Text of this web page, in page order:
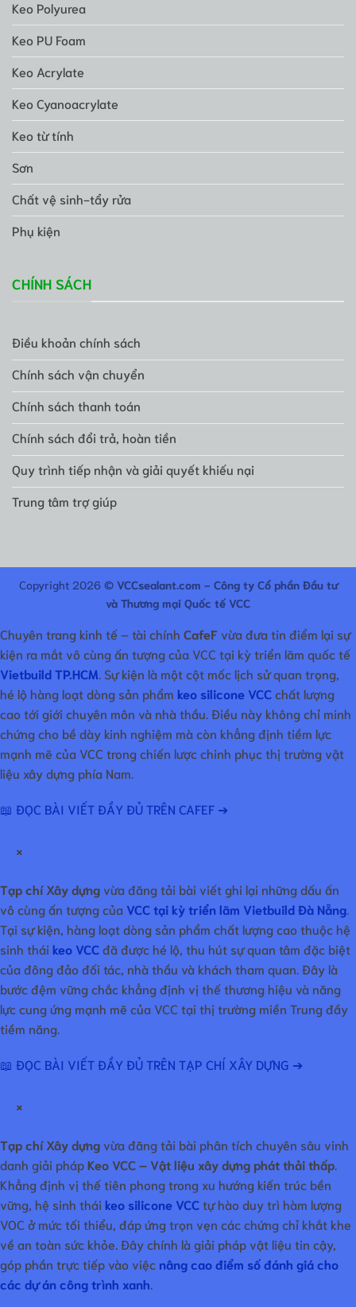
Keo Polyurea
Keo PU Foam
Keo Acrylate
Keo Cyanoacrylate
Keo từ tính
Sơn
Chất vệ sinh-tẩy rửa
Phụ kiện
CHÍNH SÁCH
Điều khoản chính sách
Chính sách vận chuyển
Chính sách thanh toán
Chính sách đổi trả, hoàn tiền
Quy trình tiếp nhận và giải quyết khiếu nại
Trung tâm trợ giúp
Copyright 2026 © VCCsealant.com - Công ty Cổ phần Đầu tư
và Thương mại Quốc tế VCC
Chuyên trang kinh tế – tài chính CafeFvừa đưa tin điểm lại sự
kiện ra mắt vô cùng ấn tượng của VCC tại kỳ triển lãm quốc tế
Vietbuild TP.HCM . Sự kiện là một cột mốc lịch sử quan trọng,
hé lộ hàng loạt dòng sản phẩm keo silicone VCC chất lượng
cao tới giới chuyên môn và nhà thầu. Điều này không chỉ minh
chứng cho bề dày kinh nghiệm mà còn khẳng định tiềm lực
mạnh mẽ của VCC trong chiến lược chinh phục thị trường vật
liệu xây dựng phía Nam.
📖 ĐỌC BÀI VIẾT ĐẦY ĐỦ TRÊN CAFEF ➔
×
Tạp chí Xây dựngvừa đăng tải bài viết ghi lại những dấu ấn
vô cùng ấn tượng của VCC tại kỳ triển lãm Vietbuild Đà Nẵng
Tại sự kiện, hàng loạt dòng sản phẩm chất lượng cao thuộc hệ
sinh thái keo VCC đã được hé lộ, thu hút sự quan tâm đặc biệt
của đông đảo đối tác, nhà thầu và khách tham quan. Đây là
bước đệm vững chắc khẳng định vị thế thương hiệu và năng
lực cung ứng mạnh mẽ của VCC tại thị trường miền Trung đầy
tiềm năng.
📖 ĐỌC BÀI VIẾT ĐẦY ĐỦ TRÊN TẠP CHÍ XÂY DỰNG ➔
×
Tạp chí Xây dựngvừa đăng tải bài phân tích chuyên sâu vinh
danh giải phápKeo VCC – Vật liệu xây dựng phát thải thấp
Khẳng định vị thế tiên phong trong xu hướng kiến trúc bền
vững, hệ sinh thái keo silicone VCC tự hào duy trì hàm lượng
VOC ở mức tối thiểu, đáp ứng trọn vẹn các chứng chỉ khắt khe
về an toàn sức khỏe. Đây chính là giải pháp vật liệu tin cậy,
góp phần trực tiếp vào việc nâng cao điểm số đánh giá cho
các dự án công trình xanh